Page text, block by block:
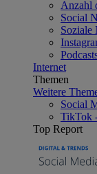
Anzahl
Social
Soziale
Internet
Themen
Weitere
Social
TikTok
Top Report